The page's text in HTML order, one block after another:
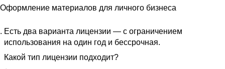
Оформление материалов для личного бизнеса
Есть два варианта лицензии — с ограничением
использования на один год и бессрочная.
Какой тип лицензии подходит?